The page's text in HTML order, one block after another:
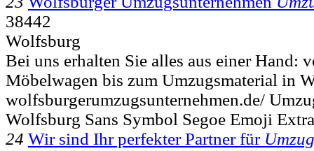
38442
Wolfsburg
Bei uns erhalten Sie alles aus einer Hand:
Möbelwagen bis zum Umzugsmaterial in
wolfsburgerumzugsunternehmen.de/
Wolfsburg Sans Symbol Segoe Emoji
24 Wir sind Ihr perfekter Partner für Umzug